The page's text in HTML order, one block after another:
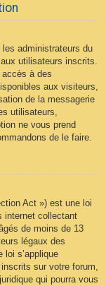
les administrateurs du
utilisateurs inscrits.
à des
aux visiteurs,
de la messagerie
utilisateurs,
ne vous prend
de le faire.
Act ») est une loi
internet collectant
de moins de 13
légaux des
s’applique
sur votre forum,
qui pourra vous